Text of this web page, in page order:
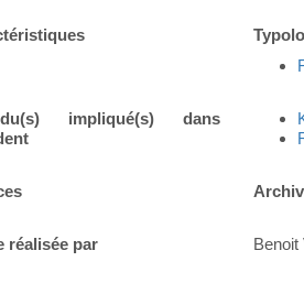
impliqué(s) dans
réalisée par Benoit